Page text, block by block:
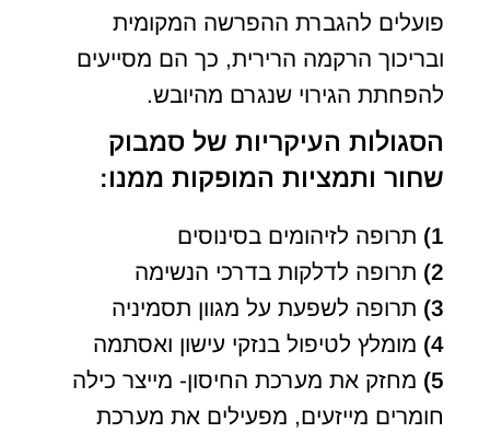
פועלים להגברת ההפרשה המקומית
ובריכוך הרקמה הרירית, כך הם מסייעים
להפחתת הגירוי שנגרם מהיובש.
הסגולות העיקריות של סמבוק
שחור ותמציות המופקות ממנו:
1) תרופה לזיהומים בסינוסים
2) תרופה לדלקות בדרכי הנשימה
3) תרופה לשפעת על מגוון תסמיניה
4) מומלץ לטיפול בנזקי עישון ואסתמה
5) מחזק את מערכת החיסון- מייצר כילה
חומרים מייזעים, מפעילים את מערכת